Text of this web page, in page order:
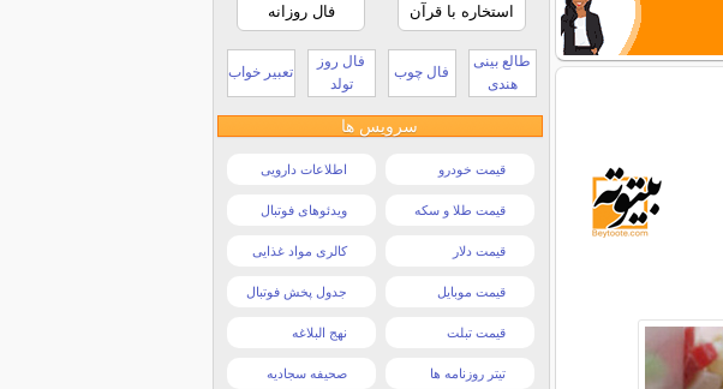
استخاره با قرآن فال روزانه
طالع بینی
هندی
فال چوب
فال روز
تولد
تعبیر خواب
سرویس ها
قیمت خودرو اطلاعات دارویی
قیمت طلا و سکه ویدئوهای فوتبال
قیمت دلار کالری مواد غذایی
قیمت موبایل جدول پخش فوتبال
قیمت تبلت نهج البلاغه
تیتر روزنامه ها صحیفه سجادیه